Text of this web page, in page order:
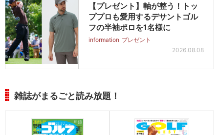
【プレゼント】軸が整う！トッ
ププロも愛用するデサントゴル
フの半袖ポロを1名様に
information プレゼント
2026.08.08
雑誌がまるごと読み放題！